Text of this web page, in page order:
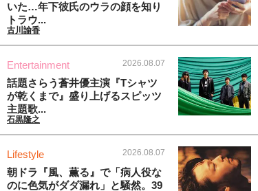
いた…年下彼氏のウラの顔を知り
トラウ...
古川諭香
Entertainment 2026.08.07
話題さらう蒼井優主演『Tシャツ
が乾くまで』盛り上げるスピッツ
主題歌...
石黒隆之
Lifestyle 2026.08.07
朝ドラ『風、薫る』で「病人役な
のに色気がダダ漏れ」と騒然。39